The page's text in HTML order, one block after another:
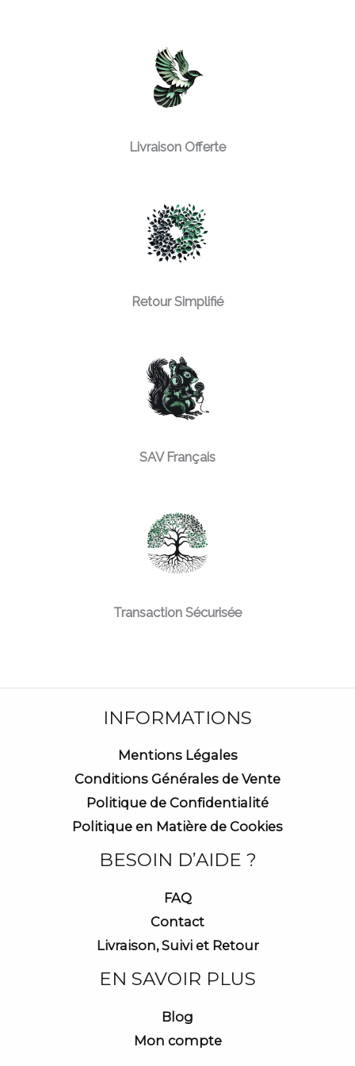
Livraison Offerte
Retour Simplifié
SAV Français
Transaction Sécurisée
INFORMATIONS
Mentions Légales
Conditions Générales de Vente
Politique de Confidentialité
Politique en Matière de Cookies
BESOIN D’AIDE ?
FAQ
Contact
Livraison, Suivi et Retour
EN SAVOIR PLUS
Blog
Mon compte